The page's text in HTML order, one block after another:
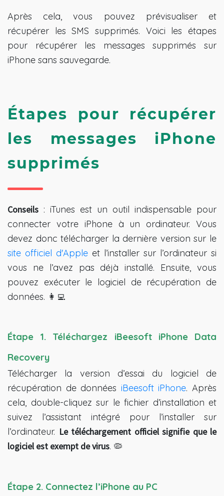
Après cela, vous pouvez prévisualiser et
récupérer les SMS supprimés. Voici les étapes
pour récupérer les messages supprimés sur
iPhone sans sauvegarde.
Étapes pour récupérer
les messages iPhone
supprimés
Conseils : iTunes est un outil indispensable pour
connecter votre iPhone à un ordinateur. Vous
devez donc télécharger la dernière version sur le
site officiel d'Apple et l’installer sur l’ordinateur si
vous ne l’avez pas déjà installé. Ensuite, vous
pouvez exécuter le logiciel de récupération de
données. 👩‍💻
Étape 1. Téléchargez iBeesoft iPhone Data
Recovery
Télécharger la version d’essai du logiciel de
récupération de données iBeesoft iPhone. Après
cela, double-cliquez sur le fichier d’installation et
suivez l’assistant intégré pour l’installer sur
l’ordinateur. Le téléchargement officiel signifie que le
logiciel est exempt de virus. 🦠
Étape 2. Connectez l’iPhone au PC